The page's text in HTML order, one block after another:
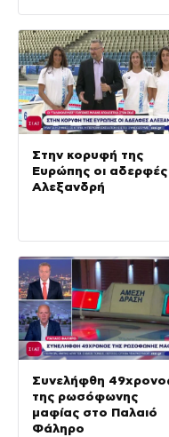
Στην κορυφή της
Ευρώπης οι αδερφές
Αλεξανδρή
Συνελήφθη
της ρωσόφωνης
μαφίας στο Παλαιό
Φάληρο